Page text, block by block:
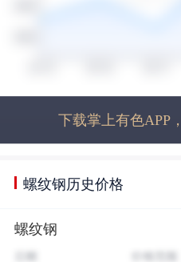
下载掌上有色APP
螺纹钢历史价格
螺纹钢